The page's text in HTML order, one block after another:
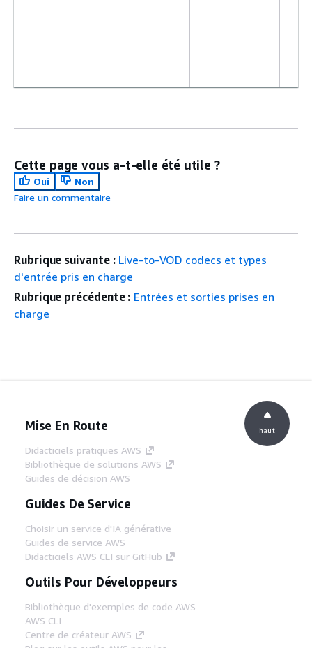
Cette page vous a-t-elle été utile ?
Oui
Non
Faire un commentaire
Rubrique suivante : Live-to-VOD codecs et types
d'entrée pris en charge
Rubrique précédente : Entrées et sorties prises en
charge
Mise En Route
Didacticiels pratiques AWS
Bibliothèque de solutions AWS
Guides de décision AWS
Guides De Service
Choisir un service d'IA générative
Guides de service AWS
Didacticiels AWS CLI sur GitHub
Outils Pour Développeurs
Bibliothèque d'exemples de code AWS
AWS CLI
Centre de créateur AWS
haut